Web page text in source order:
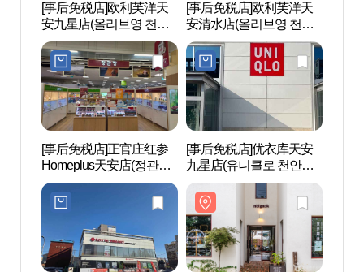
[事后免税店]欧利芙洋天
安九星店(올리브영 천안
구성점)
[事后免税店]欧利芙洋天
安清水店(올리브영 천안
청수점)
[事后免税店]正官庄红参
Homeplus天安店(정관장
홍삼 홈플러스 천안점)
[事后免税店]优衣库天安
九星店(유니클로 천안구
성점)